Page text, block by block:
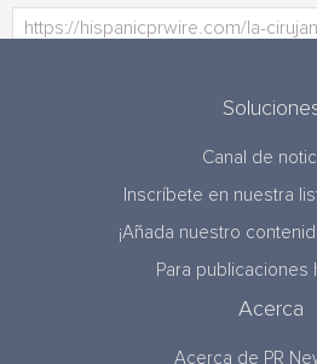
Canal de
Inscríbete en nuestra
¡Añada nuestro
Para publicaciones
Acerca
Acerca de PR